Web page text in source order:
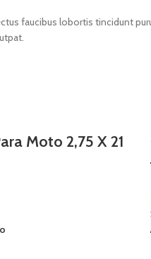
faucibus lobortis tincidunt
Moto 2,75 X 21